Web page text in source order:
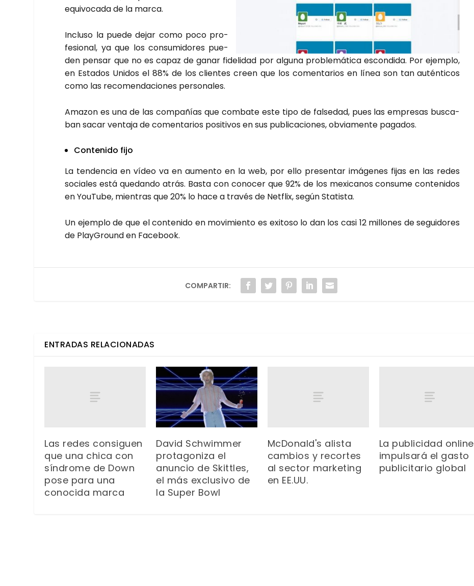
equi­vo­ca­da de la mar­ca.
Inclu­so la pue­de dejar como poco pro­
fe­sio­nal, ya que los con­su­mi­do­res pue­
den pen­sar que no es capaz de ganar fide­li­dad por algu­na pro­ble­má­ti­ca escon­di­da. Por ejem­plo,
en Esta­dos Uni­dos el 88% de los clien­tes creen que los comen­ta­rios en línea son tan autén­ti­cos
como las reco­men­da­cio­nes per­so­na­les.
Ama­zon es una de las com­pa­ñías que com­ba­te este tipo de fal­se­dad, pues las empre­sas bus­ca­
ban sacar ven­ta­ja de comen­ta­rios posi­ti­vos en sus publi­ca­cio­nes, obvia­men­te paga­dos.
Con­te­ni­do fijo
La ten­den­cia en vídeo va en aumen­to en la web, por ello pre­sen­tar imá­ge­nes fijas en las redes
socia­les está que­dan­do atrás. Bas­ta con cono­cer que 92% de los mexi­ca­nos con­su­me con­te­ni­dos
en You­Tu­be, mien­tras que 20% lo hace a tra­vés de Net­flix, según Sta­tis­ta.
Un ejem­plo de que el con­te­ni­do en movi­mien­to es exi­to­so lo dan los casi 12 millo­nes de segui­do­res
de Play­Ground en Face­book.
COMPARTIR:
ENTRADAS RELACIONADAS
Las redes consiguen
que una chica con
síndrome de Down
pose para una
conocida marca
David Schwimmer
protagoniza el
anuncio de Skittles,
el más exclusivo de
la Super Bowl
McDonald's alista
cambios y recortes
al sector marketing
en EE.UU.
La publicidad online
impulsará el gasto
publicitario global